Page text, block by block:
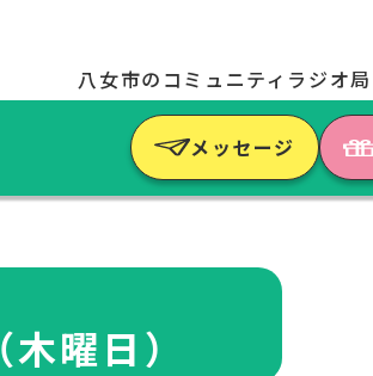
八女市のコミュニティラジオ局
メッセージ
曜日）